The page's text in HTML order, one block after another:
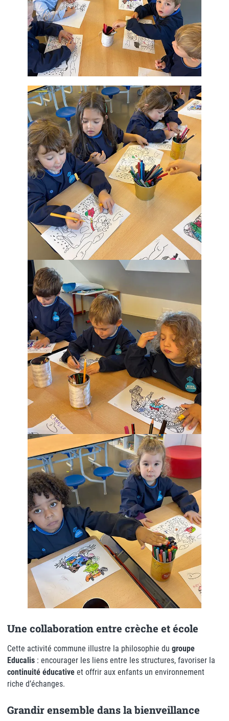
Une collaboration entre crèche et école
Cette activité commune illustre la philosophie du groupe
Educalis : encourager les liens entre les structures, favoriser la
continuité éducative et offrir aux enfants un environnement
riche d’échanges.
Grandir ensemble dans la bienveillance